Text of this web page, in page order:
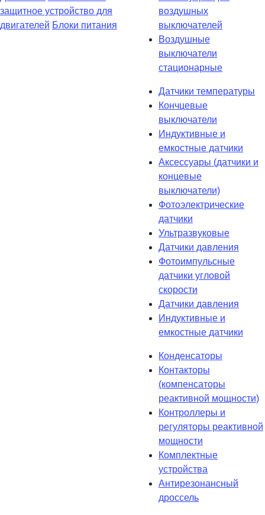
защитное устройство для
двигателей Блоки питания
воздушных
выключателей
Воздушные
выключатели
стационарные
Датчики температуры
Кончцевые
выключатели
Индуктивные и
емкостные датчики
Аксессуары (датчики и
концевые
выключатели)
Фотоэлектрические
датчики
Ультразвуковые
Датчики давления
Фотоимпульсные
датчики угловой
скорости
Датчики давления
Индуктивные и
емкостные датчики
Конденсаторы
Контакторы
(компенсаторы
реактивной мощности)
Контроллеры и
регуляторы реактивной
мощности
Комплектные
устройства
Антирезонансный
дроссель